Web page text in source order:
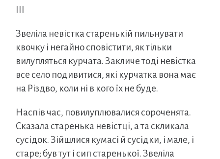
Звеліла невістка старенькій пильнувати
квочку і негайно сповістити, як тільки
вилупляться курчата. Закличе тоді невістка
все село подивитися, які курчатка вона має
на Різдво, коли ні в кого їх не буде.
Наспів час, повилуплювалися сороченята.
Сказала старенька невістці, а та скликала
сусідок. Зійшлися кумасі й сусідки, і мале, і
старе; був тут і сип старенької. Звеліла